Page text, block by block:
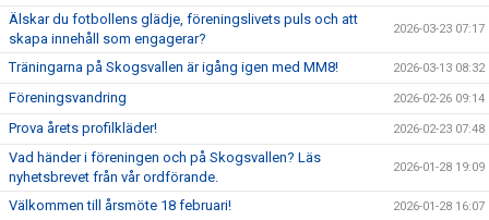
Älskar du fotbollens glädje, föreningslivets puls och att
skapa innehåll som engagerar?
2026-03-23 07:17
Träningarna på Skogsvallen är igång igen med MM8! 2026-03-13 08:32
Föreningsvandring 2026-02-26 09:14
Prova årets profilkläder! 2026-02-23 07:48
Vad händer i föreningen och på Skogsvallen? Läs
nyhetsbrevet från vår ordförande.
2026-01-28 19:09
Välkommen till årsmöte 18 februari! 2026-01-28 16:07